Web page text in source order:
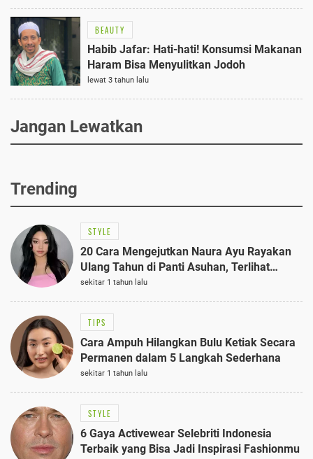
BEAUTY
Habib Jafar: Hati-hati! Konsumsi Makanan
Haram Bisa Menyulitkan Jodoh
lewat 3 tahun lalu
Jangan Lewatkan
Trending
STYLE
20 Cara Mengejutkan Naura Ayu Rayakan
Ulang Tahun di Panti Asuhan, Terlihat
Anggun dengan Kaftan Cokelat
sekitar 1 tahun lalu
TIPS
Cara Ampuh Hilangkan Bulu Ketiak Secara
Permanen dalam 5 Langkah Sederhana
sekitar 1 tahun lalu
STYLE
6 Gaya Activewear Selebriti Indonesia
Terbaik yang Bisa Jadi Inspirasi Fashionmu